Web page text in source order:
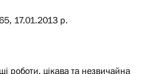
17.01.2013 р.
роботи, цікава та незвичайна